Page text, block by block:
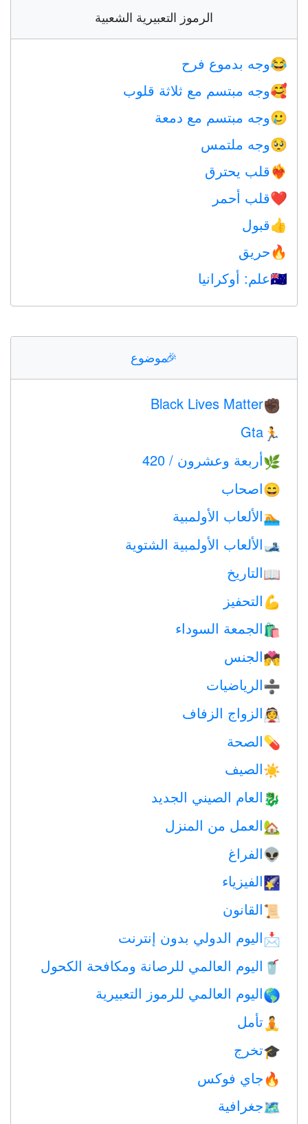
الرموز التعبيرية الشعبية
😂وجه بدموع فرح
🥰وجه مبتسم مع ثلاثة قلوب
🥲وجه مبتسم مع دمعة
🥺وجه ملتمس
❤️‍🔥 قلب يحترق
❤️قلب أحمر
👍قبول
🔥حريق
🇺🇦علم: أوكرانيا
🎉موضوع
✊🏿
Black Lives Matter
🏃
Gta
🌿أربعة وعشرون / 420
😄اصحاب
🏊الألعاب الأولمبية
🎿الألعاب الأولمبية الشتوية
📖التاريخ
💪 التحفيز
🛍الجمعة السوداء
💏الجنس
➗الرياضيات
👰الزواج الزفاف
💊الصحة
☀️الصيف
🐉 العام الصيني الجديد
🏡العمل من المنزل
👽الفراغ
🌠الفيزياء
📜القانون
📩اليوم الدولي بدون إنترنت
🥤 اليوم العالمي للرصانة ومكافحة الكحول
🌎اليوم العالمي للرموز التعبيرية
🧘تأمل
🎓تخرج
🔥جاي فوكس
🗺جغرافية